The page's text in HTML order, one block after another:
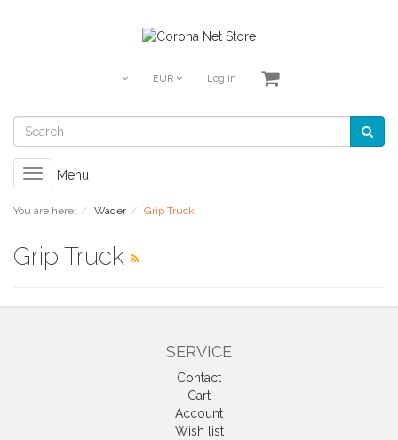
EUR Log in
Toggle
navigation
Menu
You are here: Wader Grip Truck
Grip Truck
SERVICE
Contact
Cart
Account
Wish list